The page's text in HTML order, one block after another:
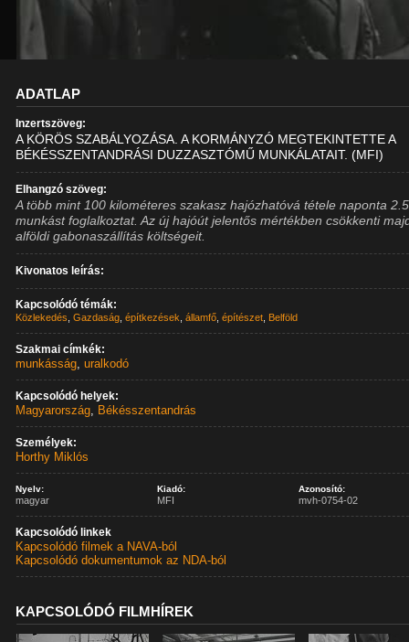
ADATLAP
Inzertszöveg:
A KÖRÖS SZABÁLYOZÁSA. A KORMÁNYZÓ MEGTEKINTETTE A
BÉKÉSSZENTANDRÁSI DUZZASZTÓMŰ MUNKÁLATAIT. (MFI)
Elhangzó szöveg:
A több mint 100 kilométeres szakasz hajózhatóvá tétele naponta
munkást foglalkoztat. Az új hajóút jelentős mértékben csökkenti
alföldi gabonaszállítás költségeit.
Kivonatos leírás:
Kapcsolódó témák:
Közlekedés ,Gazdaság ,építkezések ,államfő ,építészet Belföld
Szakmai címkék:
munkásság,uralkodó
Kapcsolódó helyek:
Magyarország, Békésszentandrás
Személyek:
Horthy Miklós
Nyelv:
magyar
Kiadó:
MFI
Azonosító:
mvh-0754-02
Kapcsolódó linkek
Kapcsolódó filmek a NAVA-ból
Kapcsolódó dokumentumok az NDA-ból
KAPCSOLÓDÓ FILMHÍREK